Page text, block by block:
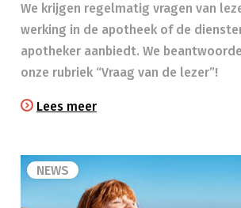
We krijgen regelmatig vragen van
werking in de apotheek of de
apotheker aanbiedt. We
onze rubriek “Vraag van de lezer”!
Lees meer
NEWS